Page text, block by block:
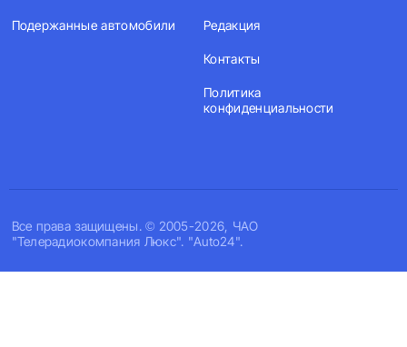
Все права защищены. © 2005-2026, ЧАО
"Телерадиокомпания Люкс". "Auto24".
Подержанные автомобили Редакция
Контакты
Политика
конфиденциальности